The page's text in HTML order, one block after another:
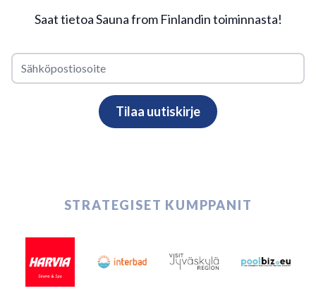
Saat tietoa Sauna from Finlandin toiminnasta!
STRATEGISET KUMPPANIT